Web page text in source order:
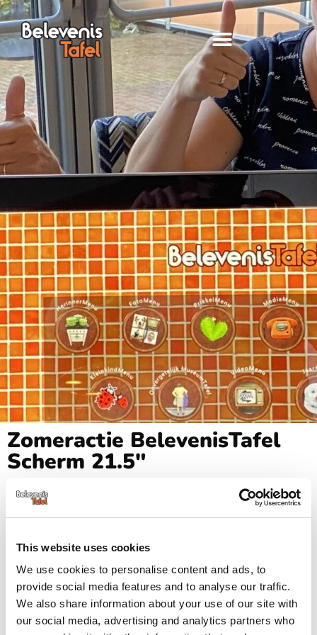
This website uses cookies
We use cookies to personalise content and ads, to
provide social media features and to analyse our traffic.
We also share information about your use of our site with
our social media, advertising and analytics partners who
Zomeractie BelevenisTafel
Scherm 21.5″
Het is zomer! En daarom pakken wij uit met een zeer
Scherm 21.5 inch. Deze draagbare versie van de
BelevenisTafel met 21,5″ beeldscherm is ideaal voor
het gebruik bij kleinschalig wonen of als aanvulling op
de kantelbare BelevenisTafel